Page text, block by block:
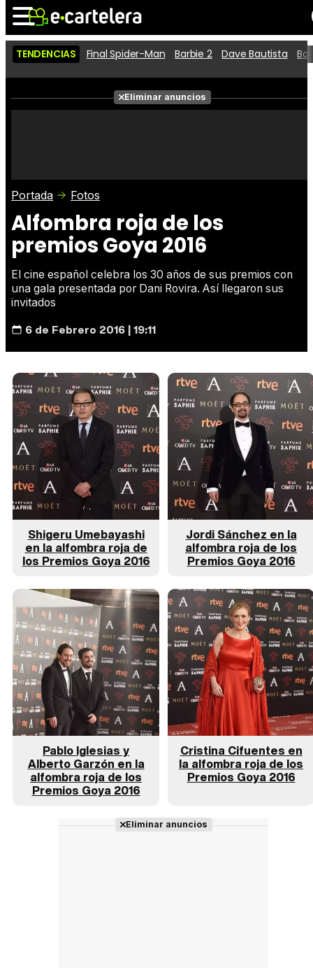
Noticias Cartelera
Películas
Críticas
TENDENCIAS Final Spider-Man Barbie 2 Dave Bautista
Eliminar anuncios
Portada Fotos
Alfombra roja de los
premios Goya 2016
El cine español celebra los 30 años de sus premios con
una gala presentada por Dani Rovira. Así llegaron sus
invitados
6 de Febrero 2016 | 19:11
Shigeru Umebayashi
en la alfombra roja de
los Premios Goya 2016
Jordi Sánchez en la
alfombra roja de los
Premios Goya 2016
Pablo Iglesias y
Alberto Garzón en la
alfombra roja de los
Premios Goya 2016
Cristina Cifuentes en
la alfombra roja de los
Premios Goya 2016
Eliminar anuncios